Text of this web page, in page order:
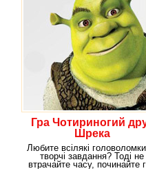
Гра Чотириногий
Шрека
Любите всілякі
творчі завдання? Тоді не
втрачайте часу, починайте